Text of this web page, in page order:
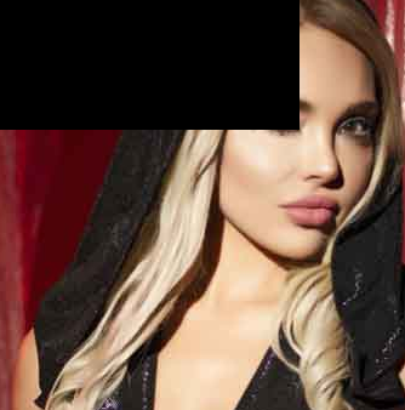
İçerikler
Reklam, Tanıtım ve İşbirlikleri
içinbulten@turhapo.com